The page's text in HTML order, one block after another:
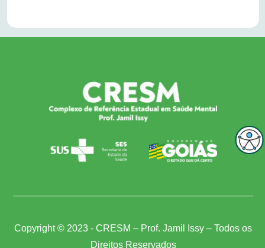
Copyright © 2023 - CRESM – Prof. Jamil Issy – Todos os
Direitos Reservados